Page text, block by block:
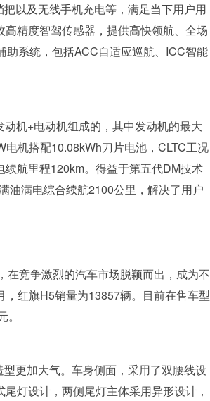
以及无线手机充电等，满足当下用户用
精度智驾传感器，提供高快领航、全场
系统，包括ACC自适应巡航、ICC智能
机+电动机组成的，其中发动机的最大
机搭配10.08kWh刀片电池，CLTC工况
航里程120km。得益于第五代DM技术
油满电综合续航2100公里，解决了用户
竞争激烈的汽车市场脱颖而出，成为不
，红旗H5销量为13857辆。目前在售车型
更加大气。车身侧面，采用了双腰线设
灯设计，两侧尾灯主体采用异形设计，